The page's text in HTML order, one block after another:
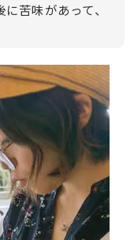
苦味があって、